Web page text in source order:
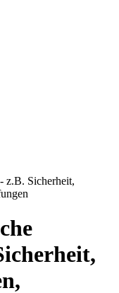
z.B. Sicherheit,